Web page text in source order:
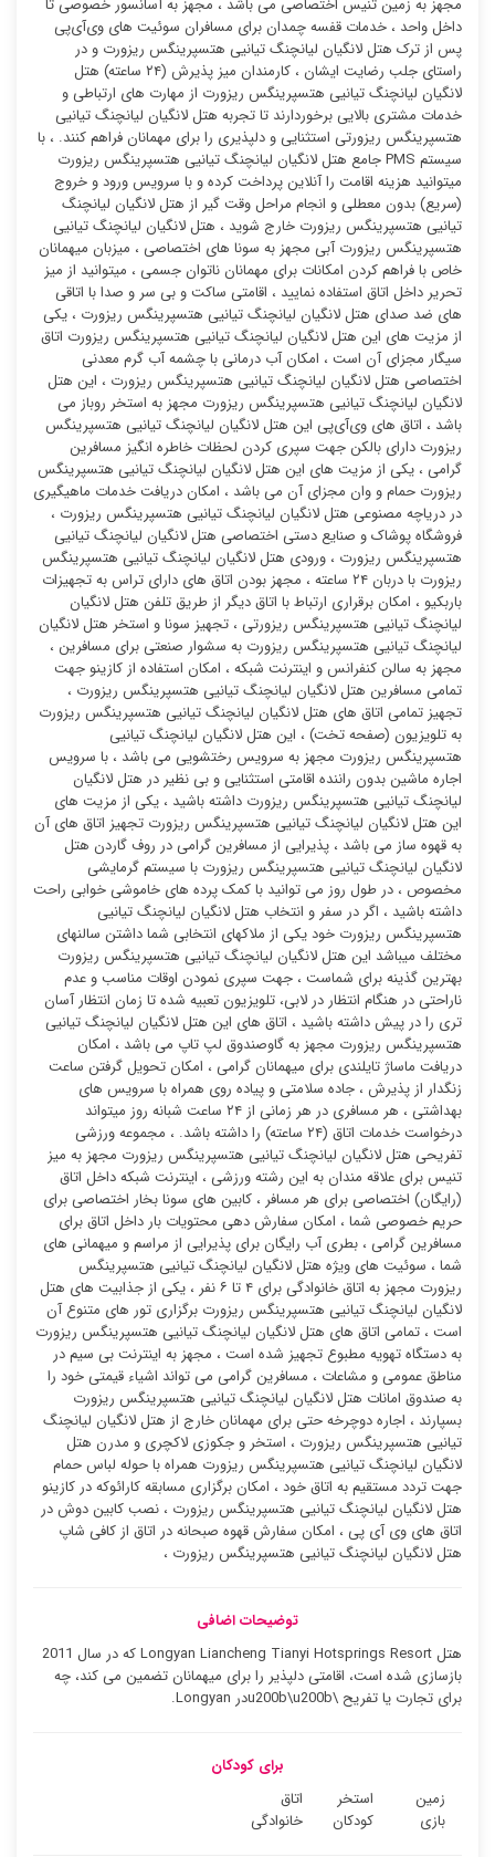
مجهز به زمین تنیس اختصاصی می باشد ، مجهز به آسانسور خصوصی تا
داخل واحد ، خدمات قفسه چمدان برای مسافران سوئیت ‌های وی‌آی‌پی
پس از ترک هتل لانگیان لیانچنگ تیانیی هتسپرینگس ریزورت و در
راستای جلب رضایت ایشان ، کارمندان میز پذیرش (۲۴ ساعته) هتل
لانگیان لیانچنگ تیانیی هتسپرینگس ریزورت از مهارت های ارتباطی و
خدمات مشتری بالایی برخوردارند تا تجربه هتل لانگیان لیانچنگ تیانیی
هتسپرینگس ریزورتی استثنایی و دلپذیری را برای مهمانان فراهم کنند. ، با
سیستم PMS جامع هتل لانگیان لیانچنگ تیانیی هتسپرینگس ریزورت
میتوانید هزینه اقامت را آنلاین پرداخت کرده و با سرویس ورود و خروج
(سریع) بدون معطلی و انجام مراحل وقت گیر از هتل لانگیان لیانچنگ
تیانیی هتسپرینگس ریزورت خارج شوید ، هتل لانگیان لیانچنگ تیانیی
هتسپرینگس ریزورت آبی مجهز به سونا های اختصاصی ، میزبان میهمانان
خاص با فراهم کردن امکانات برای مهمانان ناتوان جسمی ، میتوانید از میز
تحریر داخل اتاق استفاده نمایید ، اقامتی ساکت و بی سر و صدا با اتاقی
های ضد صدای هتل لانگیان لیانچنگ تیانیی هتسپرینگس ریزورت ، یکی
از مزیت های این هتل لانگیان لیانچنگ تیانیی هتسپرینگس ریزورت اتاق
سیگار مجزای آن است ، امکان آب درمانی با چشمه آب گرم معدنی
اختصاصی هتل لانگیان لیانچنگ تیانیی هتسپرینگس ریزورت ، این هتل
لانگیان لیانچنگ تیانیی هتسپرینگس ریزورت مجهز به استخر روباز می
باشد ، اتاق های وی‌آی‌پی این هتل لانگیان لیانچنگ تیانیی هتسپرینگس
ریزورت دارای بالکن جهت سپری کردن لحظات خاطره انگیز مسافرین
گرامی ، یکی از مزیت های این هتل لانگیان لیانچنگ تیانیی هتسپرینگس
ریزورت حمام و وان مجزای آن می باشد ، امکان دریافت خدمات ماهیگیری
در دریاچه مصنوعی هتل لانگیان لیانچنگ تیانیی هتسپرینگس ریزورت ،
فروشگاه پوشاک و صنایع دستی اختصاصی هتل لانگیان لیانچنگ تیانیی
هتسپرینگس ریزورت ، ورودی هتل لانگیان لیانچنگ تیانیی هتسپرینگس
ریزورت با دربان ۲۴ ساعته ، مجهز بودن اتاق های دارای تراس به تجهیزات
باربکیو ، امکان برقراری ارتباط با اتاق دیگر از طریق تلفن هتل لانگیان
لیانچنگ تیانیی هتسپرینگس ریزورتی ، تجهیز سونا و استخر هتل لانگیان
لیانچنگ تیانیی هتسپرینگس ریزورت به سشوار صنعتی برای مسافرین ،
مجهز به سالن کنفرانس و اینترنت شبکه ، امکان استفاده از کازینو جهت
تمامی مسافرین هتل لانگیان لیانچنگ تیانیی هتسپرینگس ریزورت ،
تجهیز تمامی اتاق های هتل لانگیان لیانچنگ تیانیی هتسپرینگس ریزورت
به تلویزیون (صفحه تخت) ، این هتل لانگیان لیانچنگ تیانیی
هتسپرینگس ریزورت مجهز به سرویس رختشویی می باشد ، با سرویس
اجاره ماشین بدون راننده اقامتی استثنایی و بی نظیر در هتل لانگیان
لیانچنگ تیانیی هتسپرینگس ریزورت داشته باشید ، یکی از مزیت های
این هتل لانگیان لیانچنگ تیانیی هتسپرینگس ریزورت تجهیز اتاق های آن
به قهوه ساز می باشد ، پذیرایی از مسافرین گرامی در روف گاردن هتل
لانگیان لیانچنگ تیانیی هتسپرینگس ریزورت با سیستم گرمایشی
مخصوص ، در طول روز می توانید با کمک پرده های خاموشی خوابی راحت
داشته باشید ، اگر در سفر و انتخاب هتل لانگیان لیانچنگ تیانیی
هتسپرینگس ریزورت خود یکی از ملاکهای انتخابی شما داشتن سالنهای
مختلف میباشد این هتل لانگیان لیانچنگ تیانیی هتسپرینگس ریزورت
بهترین گذینه برای شماست ، جهت سپری نمودن اوقات مناسب و عدم
ناراحتی در هنگام انتظار در لابی، تلویزیون تعبیه شده تا زمان انتظار آسان
تری را در پیش داشته باشید ، اتاق های این هتل لانگیان لیانچنگ تیانیی
هتسپرینگس ریزورت مجهز به گاوصندوق لپ تاپ می باشد ، امکان
دریافت ماساژ تایلندی برای میهمانان گرامی ، امکان تحویل گرفتن ساعت
زنگدار از پذیرش ، جاده سلامتی و پیاده روی همراه با سرویس های
بهداشتی ، هر مسافری در هر زمانی از ۲۴ ساعت شبانه روز میتواند
درخواست خدمات اتاق (۲۴ ساعته) را داشته باشد. ، مجموعه ورزشی
تفریحی هتل لانگیان لیانچنگ تیانیی هتسپرینگس ریزورت مجهز به میز
تنیس برای علاقه مندان به این رشته ورزشی ، اینترنت شبکه داخل اتاق
(رایگان) اختصاصی برای هر مسافر ، کابین های سونا بخار اختصاصی برای
حریم خصوصی شما ، امکان سفارش دهی محتویات بار داخل اتاق برای
مسافرین گرامی ، بطری آب رایگان برای پذیرایی از مراسم و میهمانی های
شما ، سوئیت ‌های ویژه هتل لانگیان لیانچنگ تیانیی هتسپرینگس
ریزورت مجهز به اتاق خانوادگی برای ۴ تا ۶ نفر ، یکی از جذابیت های هتل
لانگیان لیانچنگ تیانیی هتسپرینگس ریزورت برگزاری تور های متنوع آن
است ، تمامی اتاق های هتل لانگیان لیانچنگ تیانیی هتسپرینگس ریزورت
به دستگاه تهویه مطبوع تجهیز شده است ، مجهز به اینترنت بی سیم در
مناطق عمومی و مشاعات ، مسافرین گرامی می تواند اشیاء قیمتی خود را
به صندوق امانات هتل لانگیان لیانچنگ تیانیی هتسپرینگس ریزورت
بسپارند ، اجاره دوچرخه حتی برای مهمانان خارج از هتل لانگیان لیانچنگ
تیانیی هتسپرینگس ریزورت ، استخر و جکوزی لاکچری و مدرن هتل
لانگیان لیانچنگ تیانیی هتسپرینگس ریزورت همراه با حوله لباس حمام
جهت تردد مستقیم به اتاق خود ، امکان برگزاری مسابقه کارائوکه در کازینو
هتل لانگیان لیانچنگ تیانیی هتسپرینگس ریزورت ، نصب کابین دوش در
اتاق های وی آی پی ، امکان سفارش قهوه صبحانه در اتاق از کافی شاپ
هتل لانگیان لیانچنگ تیانیی هتسپرینگس ریزورت ،
توضیحات اضافی
هتل Longyan Liancheng Tianyi Hotsprings Resort که در سال 2011
بازسازی شده است، اقامتی دلپذیر را برای میهمانان تضمین می کند، چه
برای تجارت یا تفریح \u200b\u200bدر Longyan.
برای کودکان
زمین
بازی
استخر
کودکان
اتاق
خانوادگی